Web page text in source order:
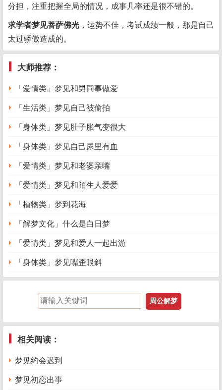
分担，注重把握全局的情况，成事几率还是很不错的。
求学者梦见菩萨佛光 ，运势不佳，考试成绩一般，那是自己
太过骄傲造成的。
大师推荐：
「爱情类」梦见和男同事做爱
「生活类」梦见自己被偷拍
「身体类」梦见肚子胀气变很大
「身体类」梦见自己尿里有血
「爱情类」梦见和老婆亲嘴
「爱情类」梦见和陌生人爱爱
「植物类」梦到花海
「解梦文化」什么是白日梦
「爱情类」梦见和爱人一起出游
「身体类」梦见嘴歪眼斜
相关阅读：
梦见约会迟到
梦见初恋出事